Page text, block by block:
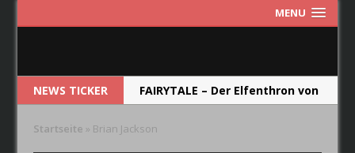
MENU
NEWS TICKER
FAIRYTALE – Der Elfenthron von
Startseite » Brian Jackson